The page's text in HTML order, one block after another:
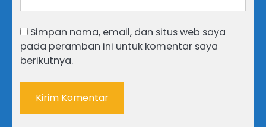
Simpan nama, email, dan situs web saya
pada peramban ini untuk komentar saya
berikutnya.